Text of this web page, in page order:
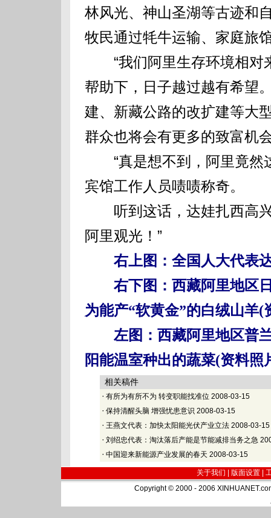
林风光、神山圣湖等古迹和
牧民通过牦牛运输、家庭旅
“我们阿里生存环境相对
帮助下，日子越过越有希望
建、新藏公路的改扩建等大
群众也将会有更多的致富机
“真是想不到，阿里竟然
宾馆工作人员啧啧称奇。
听到这话，达娃扎西高兴
阿里观光！”
右上图：全国人大代表
右下图：西藏阿里地区日
为能产“软黄金”的白绒山羊(
左图：西藏阿里地区普兰
阳能温室种出的蔬菜(资料照
相关稿件
· 有所为有所不为 转变职能找准位 2008-03-15
· 保持清醒头脑 增强忧患意识 2008-03-15
· 王燕文代表：加快太阳能光伏产业立法 2008-03-15
· 刘绍忠代表：淘汰落后产能是节能减排当务之急
· 中国迎来新能源产业发展的春天 2008-03-15
关于我们 | 版面设置
Copyright © 2000 - 2006